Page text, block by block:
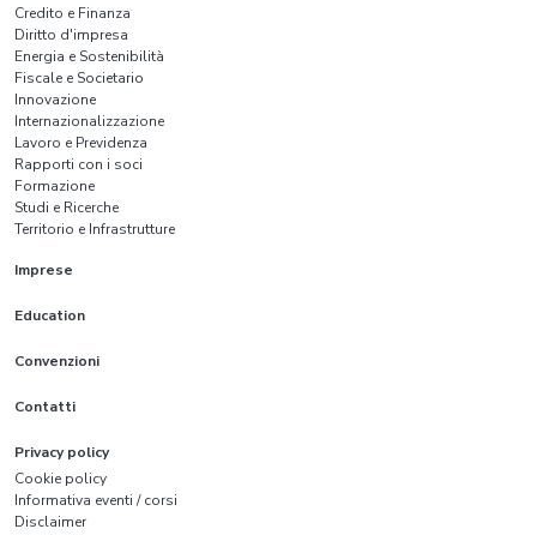
Credito e Finanza
Diritto d'impresa
Energia e Sostenibilità
Fiscale e Societario
Innovazione
Internazionalizzazione
Lavoro e Previdenza
Rapporti con i soci
Formazione
Studi e Ricerche
Territorio e Infrastrutture
Imprese
Education
Convenzioni
Contatti
Privacy policy
Cookie policy
Informativa eventi / corsi
Disclaimer